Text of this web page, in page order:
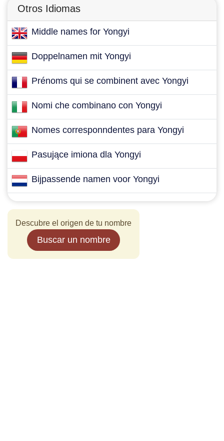
Otros Idiomas
Middle names for Yongyi
Doppelnamen mit Yongyi
Prénoms qui se combinent avec Yongyi
Nomi che combinano con Yongyi
Nomes corresponndentes para Yongyi
Pasujące imiona dla Yongyi
Bijpassende namen voor Yongyi
Descubre el origen de tu nombre
Buscar un nombre